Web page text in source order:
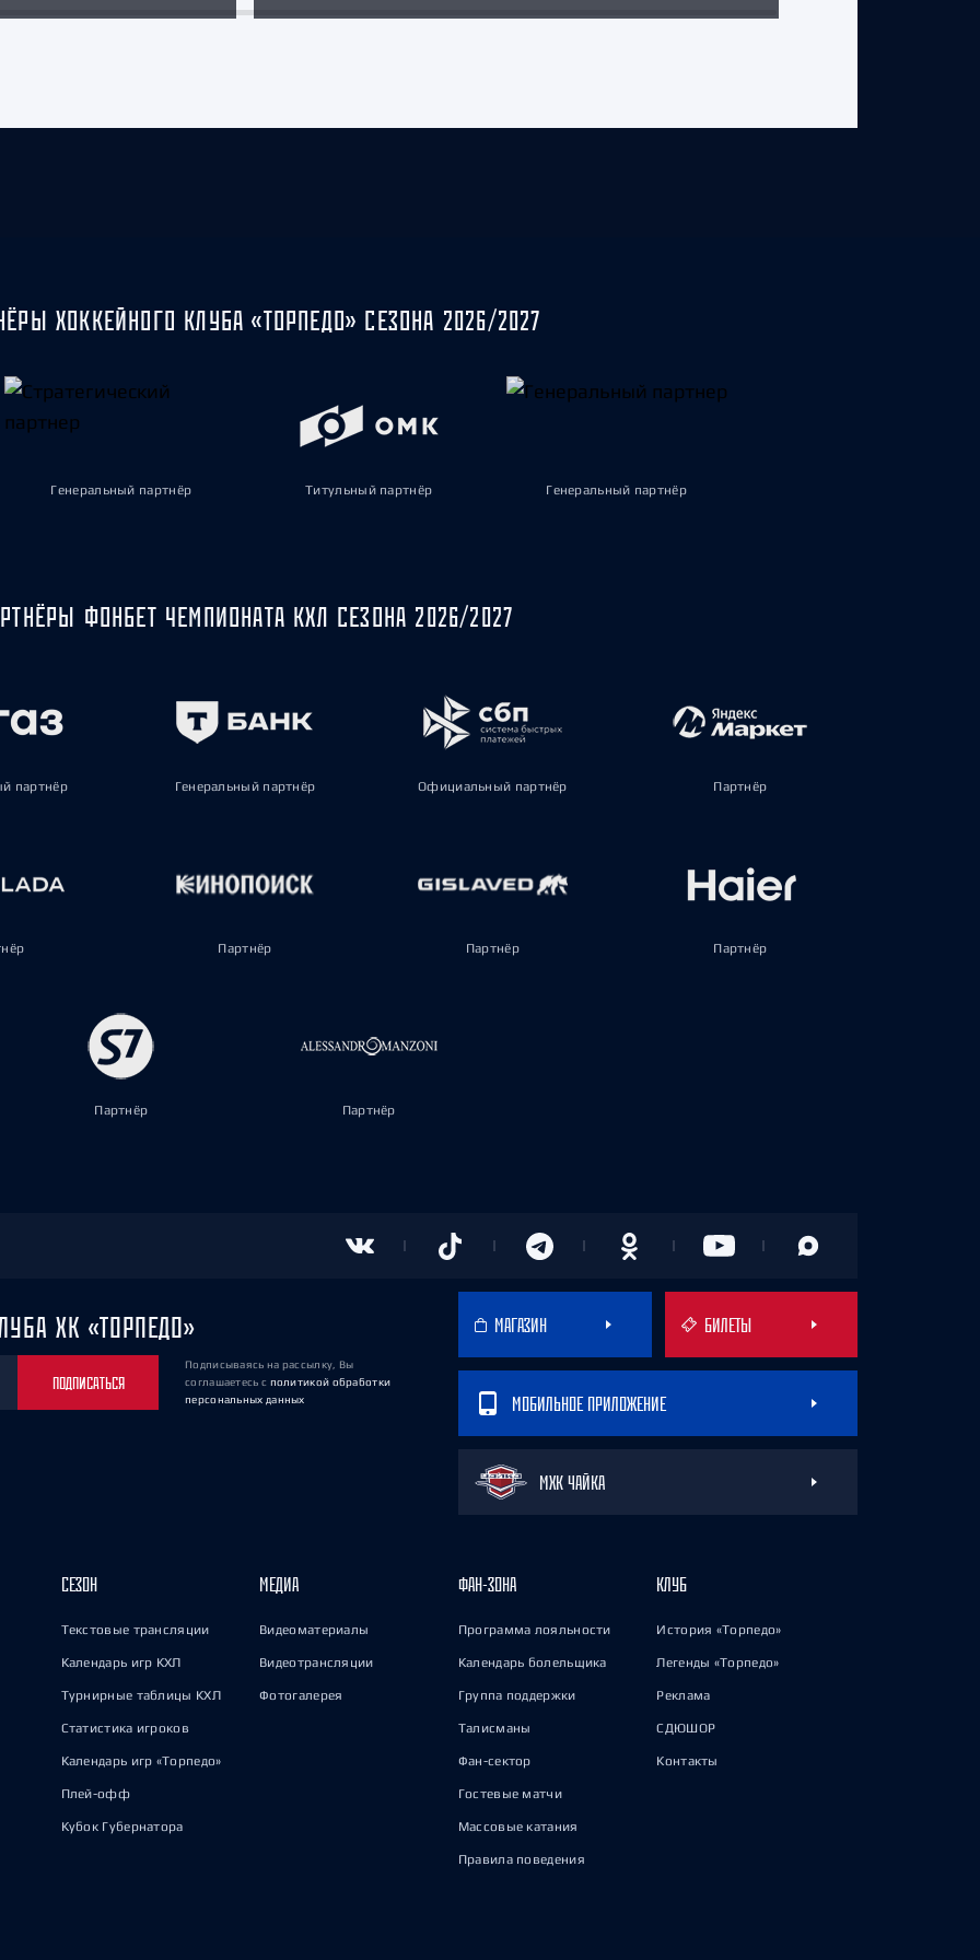
ХОККЕЙНОГО КЛУБА «ТОРПЕДО» СЕЗОНА 2026/2027
Генеральный партнёр Титульный партнёр Генеральный партнёр
ФОНБЕТ ЧЕМПИОНАТА КХЛ СЕЗОНА 2026/2027
партнёр Генеральный партнёр Официальный партнёр Партнёр
Партнёр Партнёр Партнёр
Партнёр Партнёр
ХК «ТОРПЕДО»
ПОДПИСАТЬСЯ
Подписываясь на рассылку, Вы
соглашаетесь с политикой обработки
персональных данных
МАГАЗИН БИЛЕТЫ
МОБИЛЬНОЕ ПРИЛОЖЕНИЕ
МХК ЧАЙКА
СЕЗОН
Текстовые трансляции
Календарь игр КХЛ
Турнирные таблицы КХЛ
Статистика игроков
Календарь игр «Торпедо»
Плей-офф
Кубок Губернатора
МЕДИА
Видеоматериалы
Видеотрансляции
Фотогалерея
ФАН-ЗОНА
Программа лояльности
Календарь болельщика
Группа поддержки
Талисманы
Фан-сектор
Гостевые матчи
Массовые катания
Правила поведения
КЛУБ
История «Торпедо»
Легенды «Торпедо»
Реклама
СДЮШОР
Контакты